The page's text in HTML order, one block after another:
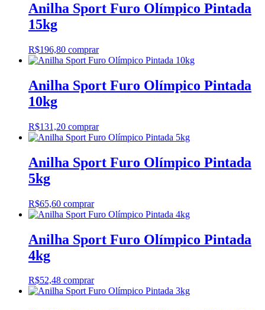
Anilha Sport Furo Olímpico Pintada
15kg
R$196,80 comprar
Anilha Sport Furo Olímpico Pintada
10kg
R$131,20 comprar
Anilha Sport Furo Olímpico Pintada
5kg
R$65,60 comprar
Anilha Sport Furo Olímpico Pintada
4kg
R$52,48 comprar